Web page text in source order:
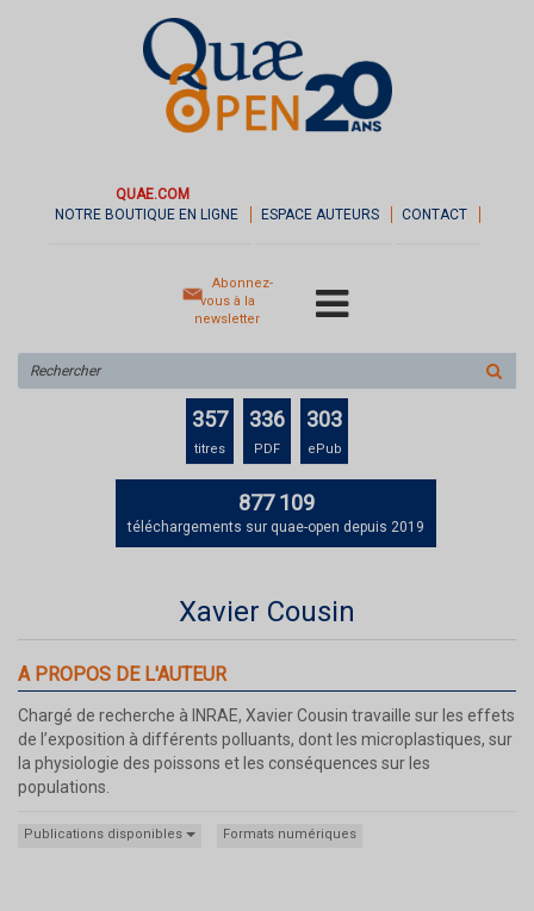
QUAE.COM
NOTRE BOUTIQUE EN LIGNE
ESPACE AUTEURS CONTACT
Abonnez-
vous à la
newsletter
sur
le
357
titres
336
PDF
303
ePub
877 109
téléchargements sur quae-open depuis 2019
Xavier Cousin
A PROPOS DE L'AUTEUR
Chargé de recherche à INRAE, Xavier Cousin travaille sur les effets
de l’exposition à différents polluants, dont les microplastiques, sur
la physiologie des poissons et les conséquences sur les
populations.
Publications disponibles Formats numériques